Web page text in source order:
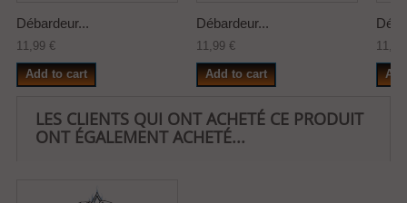
Débardeur...
11,99 €
Add to cart
Débardeur...
11,99 €
Add to cart
LES CLIENTS QUI ONT ACHETÉ CE PRODUIT
ONT ÉGALEMENT ACHETÉ...